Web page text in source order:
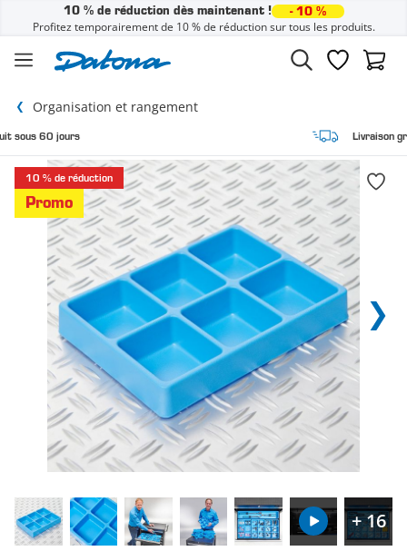
10 % de réduction dès maintenant ! - 10 %
Profitez temporairement de 10 % de réduction sur tous les produits.
Liste dePanier
Organisation et rangement
Livraison gratuite à domicile
10 % de réduction
Promo
+ 16